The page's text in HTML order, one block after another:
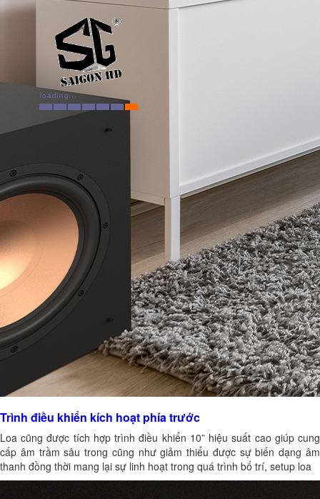
Trình điều khiển kích hoạt phía trước
Loa cũng được tích hợp trình điều khiển 10” hiệu suất cao giúp cung
cấp âm trầm sâu trong cũng như giảm thiểu được sự biến dạng âm
thanh đồng thời mang lại sự linh hoạt trong quá trình bố trí, setup loa